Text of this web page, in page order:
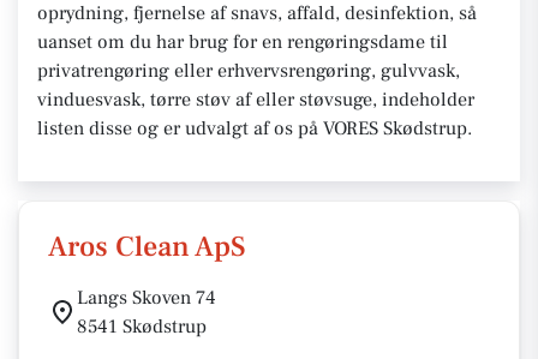
oprydning, fjernelse af snavs, affald, desinfektion, så
uanset om du har brug for en rengøringsdame til
privatrengøring eller erhvervsrengøring, gulvvask,
vinduesvask, tørre støv af eller støvsuge, indeholder
listen disse og er udvalgt af os på VORES Skødstrup.
Aros Clean ApS
Langs Skoven 74
8541 Skødstrup